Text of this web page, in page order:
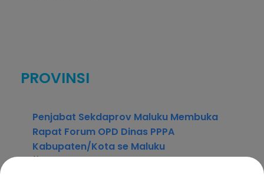
PROVINSI
Penjabat Sekdaprov Maluku Membuka
Rapat Forum OPD Dinas PPPA
Kabupaten/Kota se Maluku